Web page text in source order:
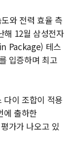
와 전력 효율 측
해 12월 삼성전자
Package) 테스
입증하며 최고
다이 조합이 적용
에 출하한
가가 나오고 있